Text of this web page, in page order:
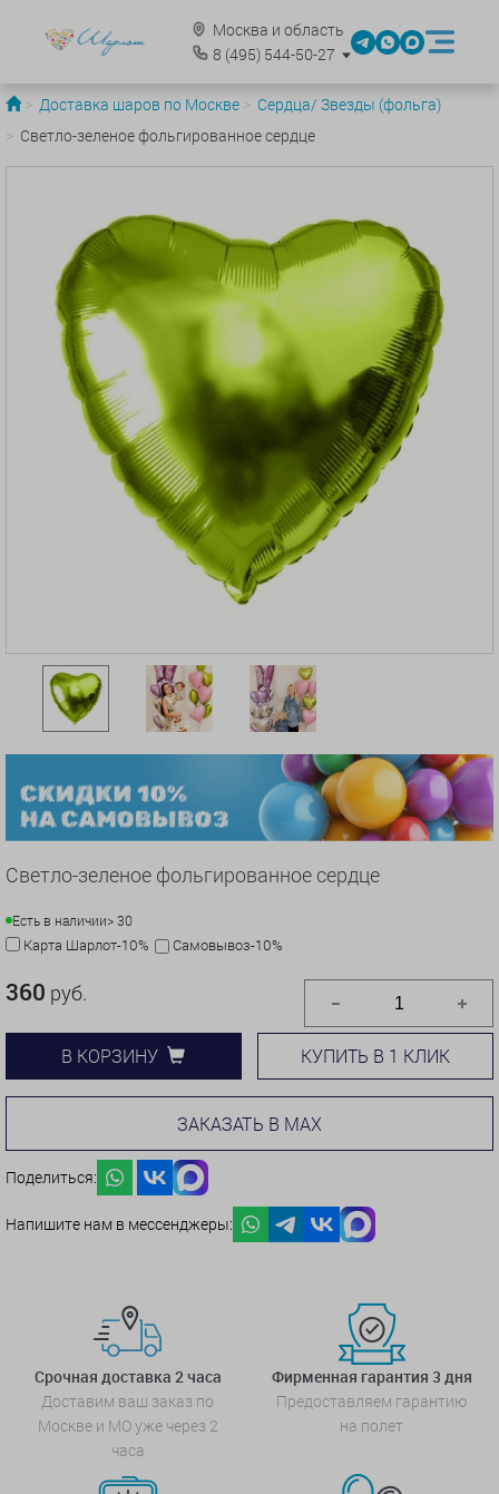
Москва и область
8 (495)544-50-27
Доставка шаров по Москве
Сердца/ Звезды (фольга)
Светло-зеленое фольгированное сердце
Светло-зеленое фольгированное сердце
Есть в наличии> 30
Карта Шарлот-10% Самовывоз-10%
360 руб.
В КОРЗИНУ КУПИТЬ В 1 КЛИК
ЗАКАЗАТЬ В MAX
Поделиться:
Напишите нам в мессенджеры:
Срочная доставка 2 часа
Доставим ваш заказ по
Москве и МО уже через 2
часа
Фирменная гарантия 3 дня
Предоставляем гарантию
на полет